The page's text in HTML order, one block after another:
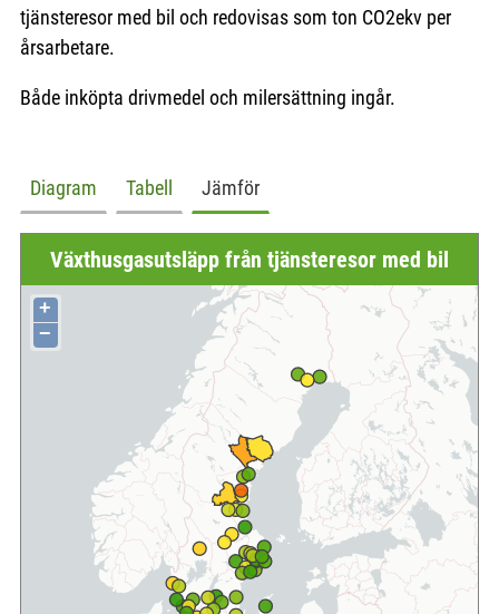
tjänsteresor med bil och redovisas som ton CO2ekv per
årsarbetare.
Både inköpta drivmedel och milersättning ingår.
Diagram Tabell Jämför
Växthusgasutsläpp från tjänsteresor med bil
+
−